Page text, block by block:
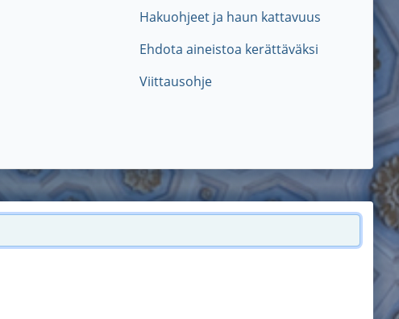
Hakuohjeet ja haun kattavuus
Ehdota aineistoa kerättäväksi
Viittausohje